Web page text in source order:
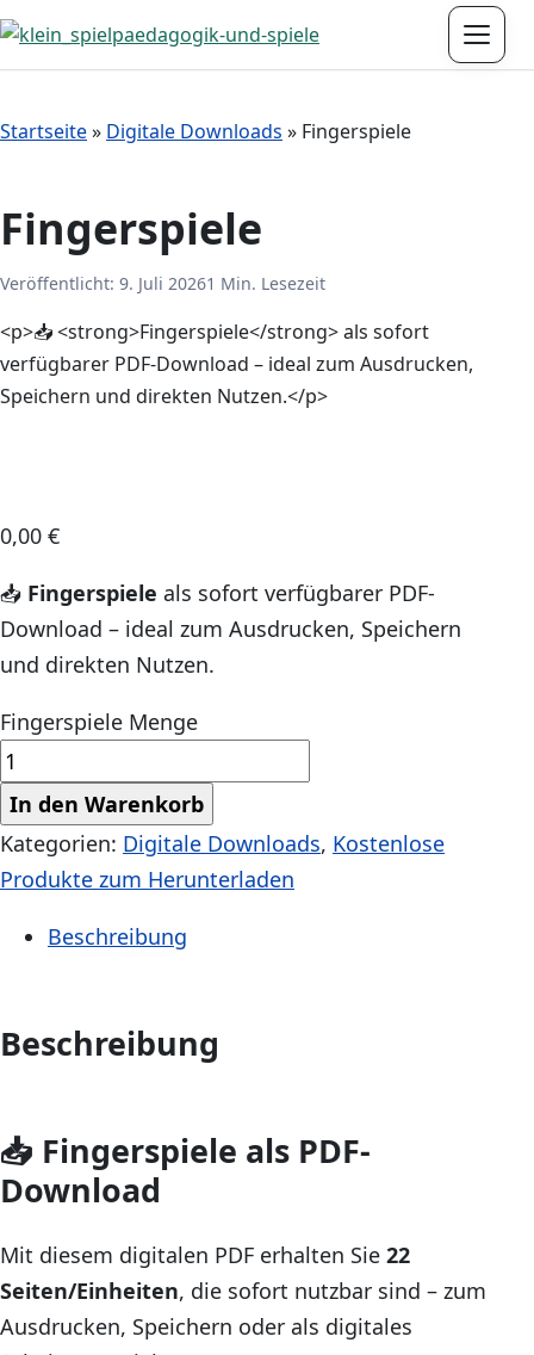
Menü
Startseite» Digitale Downloads » Fingerspiele
Fingerspiele
Veröffentlicht: 9. Juli 20261 Min. Lesezeit
<p>📥 <strong>Fingerspiele</strong> als sofort
verfügbarer PDF-Download – ideal zum Ausdrucken,
Speichern und direkten Nutzen.</p>
0,00 €
📥 Fingerspiele als sofort verfügbarer PDF-
Download – ideal zum Ausdrucken, Speichern
und direkten Nutzen.
Fingerspiele Menge
In den Warenkorb
Kategorien: Digitale Downloads, Kostenlose
Produkte zum Herunterladen
Beschreibung
Beschreibung
📥 Fingerspiele als PDF-
Download
Mit diesem digitalen PDF erhalten Sie 22
Seiten/Einheiten, die sofort nutzbar sind – zum
Ausdrucken, Speichern oder als digitales